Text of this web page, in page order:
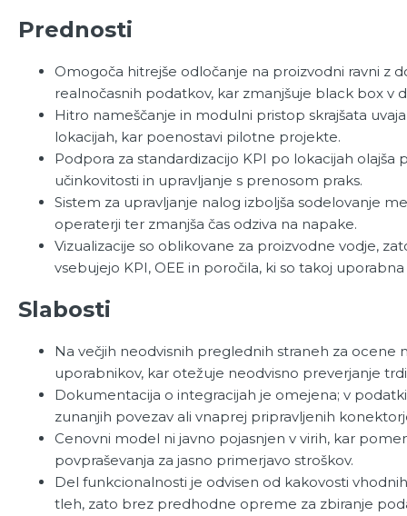
Prednosti
Omogoča hitrejše odločanje na proizvodni ravni z
realnočasnih podatkov, kar zmanjšuje black box v
Hitro nameščanje in modulni pristop skrajšata
lokacijah, kar poenostavi pilotne projekte.
Podpora za standardizacijo KPI po lokacijah olajša
učinkovitosti in upravljanje s prenosom praks.
Sistem za upravljanje nalog izboljša sodelovanje
operaterji ter zmanjša čas odziva na napake.
Vizualizacije so oblikovane za proizvodne vodje,
vsebujejo KPI, OEE in poročila, ki so takoj
Slabosti
Na večjih neodvisnih preglednih straneh za ocene
uporabnikov, kar otežuje neodvisno preverjanje
Dokumentacija o integracijah je omejena; v
zunanjih povezav ali vnaprej pripravljenih
Cenovni model ni javno pojasnjen v virih, kar
povpraševanja za jasno primerjavo stroškov.
Del funkcionalnosti je odvisen od kakovosti
tleh, zato brez predhodne opreme za zbiranje